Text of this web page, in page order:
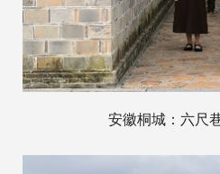
安徽桐城：六尺